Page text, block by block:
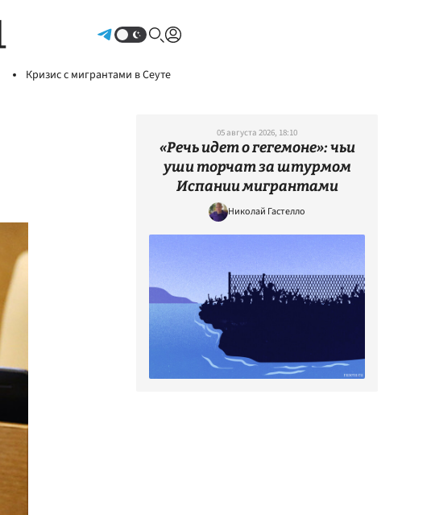
Кризис с мигрантами в Сеуте
05 августа 2026, 18:10
«Речь идет о гегемоне»: чьи
уши торчат за штурмом
Испании мигрантами
Николай Гастелло